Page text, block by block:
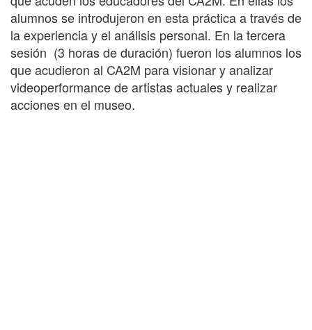
alumnos se introdujeron en esta práctica a través de
la experiencia y el análisis personal. En la tercera
sesión (3 horas de duración) fueron los alumnos los
que acudieron al CA2M para visionar y analizar
videoperformance de artistas actuales y realizar
acciones en el museo.